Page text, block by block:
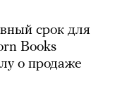
срок для
Books
о продаже